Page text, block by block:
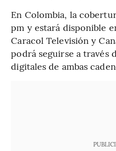
En Colombia, la
pm y estará disponible
Caracol Televisión y
podrá seguirse a través
digitales de ambas